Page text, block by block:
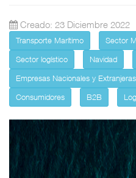
Creado: 23 Diciembre 2022
Transporte Marítimo Sector
Sector logístico
Navidad
Empresas Nacionales y Extranjeras
Consumidores
B2B